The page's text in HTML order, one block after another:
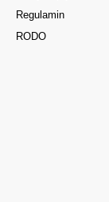
Regulamin
RODO